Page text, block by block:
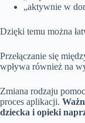
„aktywnie w
Dzięki temu można
Przełączanie się
wpływa również na
Zmiana rodzaju
proces aplikacji.
dziecka i opieki